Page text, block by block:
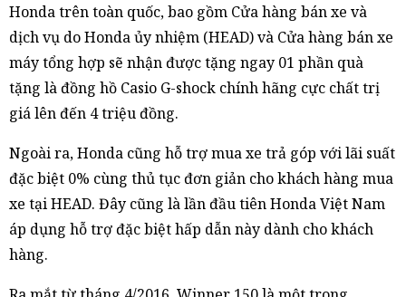
Honda trên toàn quốc, bao gồm Cửa hàng bán xe và
dịch vụ do Honda ủy nhiệm (HEAD) và Cửa hàng bán xe
máy tổng hợp sẽ nhận được tặng ngay 01 phần quà
tặng là đồng hồ Casio G-shock chính hãng cực chất trị
giá lên đến 4 triệu đồng.
Ngoài ra, Honda cũng hỗ trợ mua xe trả góp với lãi suất
đặc biệt 0% cùng thủ tục đơn giản cho khách hàng mua
xe tại HEAD. Đây cũng là lần đầu tiên Honda Việt Nam
áp dụng hỗ trợ đặc biệt hấp dẫn này dành cho khách
hàng.